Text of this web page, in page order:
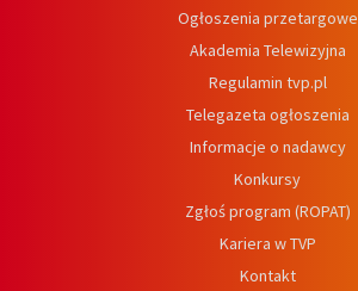
Ogłoszenia przetargowe
Akademia Telewizyjna
Regulamin tvp.pl
Telegazeta ogłoszenia
Informacje o nadawcy
Konkursy
Zgłoś program (ROPAT)
Kariera w TVP
Kontakt